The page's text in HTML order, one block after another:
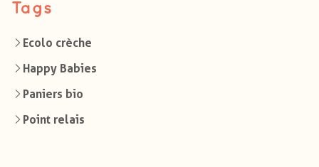
Tags
Ecolo crèche
Happy Babies
Paniers bio
Point relais